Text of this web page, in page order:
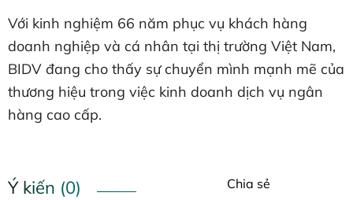
Với kinh nghiệm 66 năm phục vụ khách hàng
doanh nghiệp và cá nhân tại thị trường Việt Nam,
BIDV đang cho thấy sự chuyển mình mạnh mẽ của
thương hiệu trong việc kinh doanh dịch vụ ngân
hàng cao cấp.
Ý kiến (0) Chia sẻ